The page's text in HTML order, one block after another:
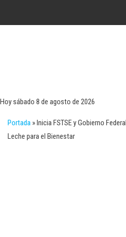
Hoy sábado 8 de agosto de 2026
Portada »Inicia FSTSE y Gobierno
Leche para el Bienestar